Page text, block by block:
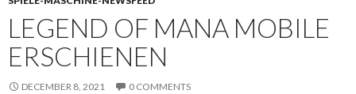
LEGEND OF MANA MOBILE
ERSCHIENEN
DECEMBER 8, 2021 0 COMMENTS